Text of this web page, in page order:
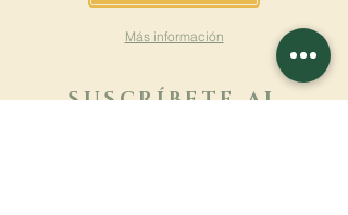
Más información
SUSCRÍBETE AL